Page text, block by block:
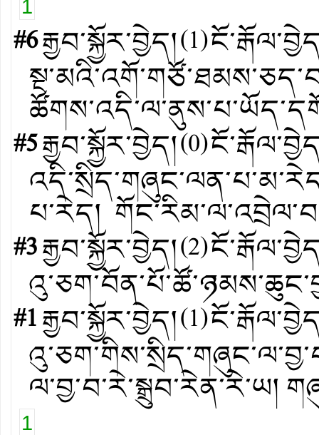
1
#6རྒྱབ་སྐྱོར་བྱེད།(1)
#5རྒྱབ་སྐྱོར་བྱེད།(0)
པ་རེད།
#3རྒྱབ་སྐྱོར་བྱེད།(2)
#1རྒྱབ་སྐྱོར་བྱེད།(1)
ལ་བྱ་བ་རེ་སྒྲུབ་རེན་རེ་ཡ།
1